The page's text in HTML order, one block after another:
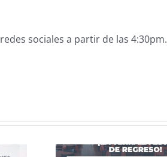
sociales a partir de las 4:30pm.